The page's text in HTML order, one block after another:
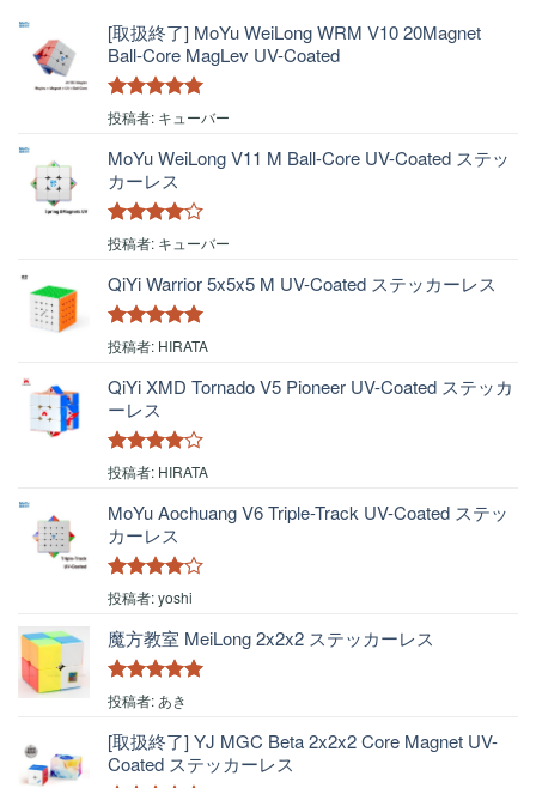
[取扱終了] MoYu WeiLong WRM V10 20Magnet
Ball-Core MagLev UV-Coated
5段階中 5 の
評価
投稿者: キューバー
MoYu WeiLong V11 M Ball-Core UV-Coated ステッ
カーレス
5段階中 4
の評価
投稿者: キューバー
QiYi Warrior 5x5x5 M UV-Coated ステッカーレス
5段階中5の
評価
投稿者: HIRATA
QiYi XMD Tornado V5 Pioneer UV-Coated ステッカ
ーレス
5段階中4
の評価
投稿者: HIRATA
MoYu Aochuang V6 Triple-Track UV-Coated ステッ
カーレス
5段階中4
の評価
投稿者: yoshi
魔方教室 MeiLong 2x2x2 ステッカーレス
5段階中 5
評価
投稿者: あき
[取扱終了] YJ MGC Beta 2x2x2 Core Magnet UV-
Coated ステッカーレス